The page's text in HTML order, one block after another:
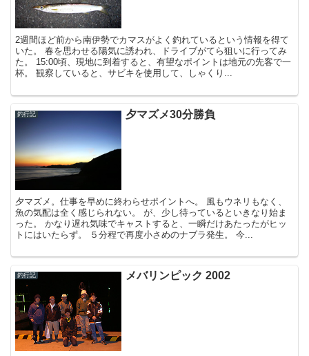
2週間ほど前から南伊勢でカマスがよく釣れているという情報を得て
いた。 春を思わせる陽気に誘われ、ドライブがてら狙いに行ってみ
た。 15:00頃、現地に到着すると、有望なポイントは地元の先客で一
杯。 観察していると、サビキを使用して、しゃくり...
釣行記 夕マズメ30分勝負
夕マズメ。仕事を早めに終わらせポイントへ。 風もウネリもなく、
魚の気配は全く感じられない。 が、少し待っているといきなり始ま
った。 かなり遅れ気味でキャストすると、一瞬だけあたったがヒッ
トにはいたらず。 ５分程で再度小さめのナブラ発生。 今...
釣行記 メバリンピック 2002